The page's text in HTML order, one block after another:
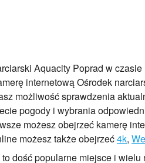
Aquacity Poprad w
internetową Ośrodek
możliwość sprawdzenia
pogody i wybrania
możesz obejrzeć kamerę
możesz także obejrzeć4k,
dość popularne miejsce i